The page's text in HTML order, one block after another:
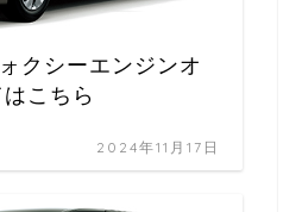
クシーエンジンオ
こちら
2024年11月17日